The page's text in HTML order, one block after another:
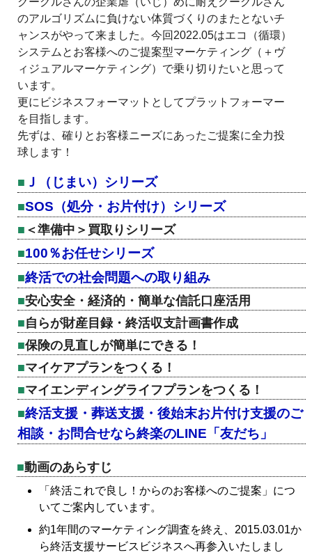
のアルゴリズムに負けない体質づくりのまたとないチ
ャンスがやって来ました。今回2022.05はエコ（循環）
システムとお客様へのご提案型マーケティング（＋ヴ
ィジュアルマーケティング）で乗り切りたいと思って
います。
更にビジネスフォーマットとしてプラットフォーマー
を目指します。
先ずは、確りとお客様ニーズにあったご提案に全力投
球します！
Ｊ（じまい）シリーズ
SOS（処分・お片付け）シリーズ
＜準備中＞買取りシリーズ
100％お任せシリーズ
終活での社会問題への取り組み
安心安全・経済的・簡単な信託口座活用
自らが財産目録・終活収支計画書作成
保険の見直しが簡単にできる！
マイケアプランをつくる！
マイエンディングライフプランをつくる！
終活支援・葬送支援・後始末お片付け支援のご
相談・お問合せなら終楽のLINE「友だち」
動画のあらすじ
「終活これで良し！からのお客様へのご提案」につ
いてご案内しています。
約1年間のマーケティング調査を終え、2015.03.01か
ら終活支援サービスビジネスへ再参入いたしまし